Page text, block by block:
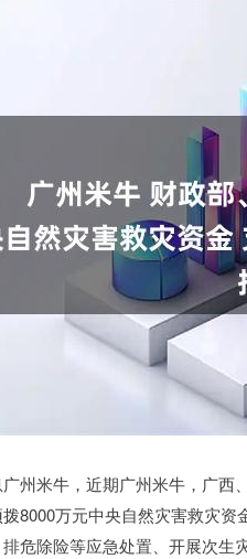
州米牛，近期广州米牛，广西
8000万元中央自然灾害救灾
危除险等应急处置、开展次生
43.13